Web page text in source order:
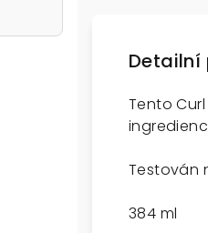
Detailní
Tento
Testován
384 ml